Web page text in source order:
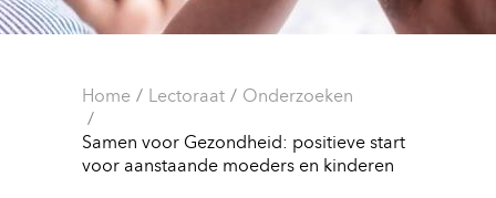
Home Lectoraat Onderzoeken
Samen voor Gezondheid: positieve start
voor aanstaande moeders en kinderen